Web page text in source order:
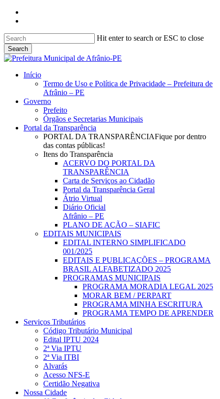
Skip
content
Hit enter to search or ESC to close
Search
Close
search
Menu
Início
Termo de Uso e Política de Privacidade – Prefeitura de
Afrânio – PE
Governo
Prefeito
Órgãos e Secretarias Municipais
Portal da Transparência
PORTAL DA TRANSPARÊNCIAFique por dentro
das contas públicas!
Itens do Transparência
ACERVO DO PORTAL DA
TRANSPARÊNCIA
Carta de Serviços ao Cidadão
Portal da Transparência Geral
Átrio Virtual
Diário Oficial
Afrânio – PE
PLANO DE AÇÃO – SIAFIC
EDITAIS MUNICIPAIS
EDITAL INTERNO SIMPLIFICADO
001/2025
EDITAIS E PUBLICAÇÕES – PROGRAMA
BRASIL ALFABETIZADO 2025
PROGRAMAS MUNICIPAIS
PROGRAMA MORADIA LEGAL 2025
MORAR BEM / PERPART
PROGRAMA MINHA ESCRITURA
PROGRAMA TEMPO DE APRENDER
Serviços Tributários
Código Tributário Municipal
Edital IPTU 2024
2ª Via IPTU
2ª Via ITBI
Alvarás
Acesso NFS-E
Certidão Negativa
Nossa Cidade